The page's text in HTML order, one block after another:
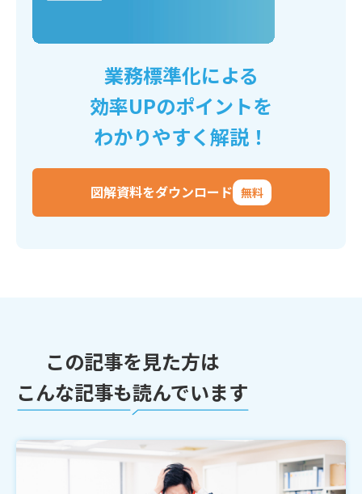
業務標準化による
効率UPのポイントを
わかりやすく解説！
図解資料をダウンロード 無料
この記事を見た方は
こんな記事も読んでいます